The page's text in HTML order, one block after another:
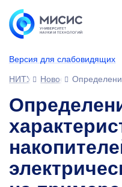
Версия для слабовидящих
НИТУ МИСИС
Новости